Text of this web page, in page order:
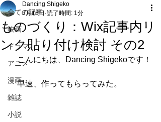
全ての記事
映画
ドラマ
アニメ
漫画
雑誌
小説
ものづくり：Wix記事内リ
ンク貼り付け検討 その2
Dancing Shigeko
3月16日 読了時間: 1分
こんにちは、Dancing Shigekoです！
早速、作ってもらってみた。